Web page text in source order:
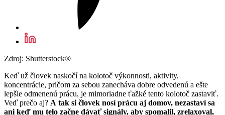
Zdroj: Shutterstock®
Keď už človek naskočí na kolotoč výkonnosti, aktivity,
koncentrácie, pričom za sebou zanecháva dobre odvedenú a ešte
lepšie odmenenú prácu, je mimoriadne ťažké tento kolotoč zastaviť.
Veď prečo aj? A tak si človek nosí prácu aj domov, nezastaví sa
ani keď mu telo začne dávať signály, aby spomalil, zrelaxoval,